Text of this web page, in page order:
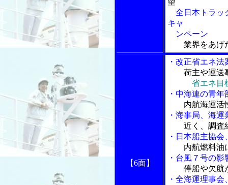
望
全日本トラッ
キャ
ンペーン
業界をあげ
【6面】
・改正省エネ
荷主や運送
省エネ目
・中海連の青
内航海運活性
・海事局、海
近く、調査
・日本船主協
内航燃料油
・台風７号の影
停船や欠航
・全海運理事